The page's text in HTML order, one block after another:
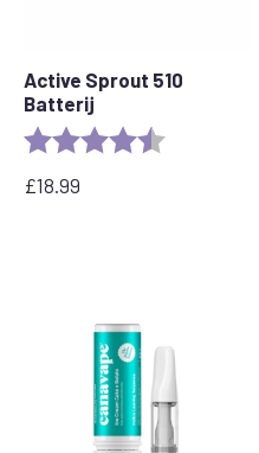
Active Sprout 510
Batterij
Beoordeling: 4.7 van 5
£18.99